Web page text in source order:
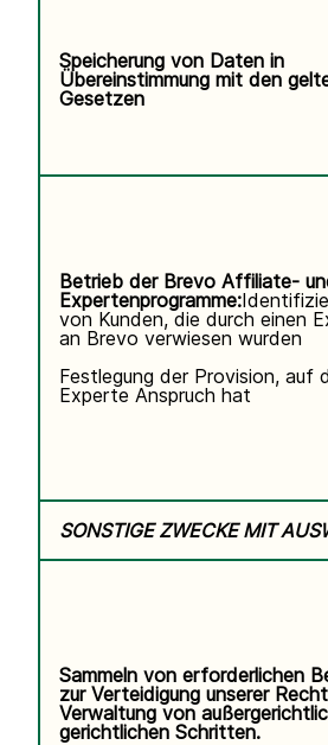
Speicherung von Daten in
Übereinstimmung mit den
Gesetzen
Betrieb der Brevo Affiliate-
Expertenprogramme:
von Kunden, die durch einen
an Brevo verwiesen wurden
Festlegung der Provision, auf
Experte Anspruch hat
SONSTIGE ZWECKE MIT
Sammeln von erforderlichen
zur Verteidigung unserer
Verwaltung von
gerichtlichen Schritten.